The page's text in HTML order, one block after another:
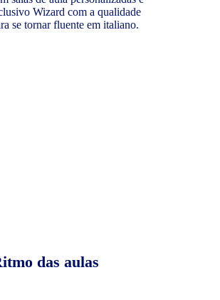
Wizard com a qualidade
se tornar fluente em italiano.
das aulas